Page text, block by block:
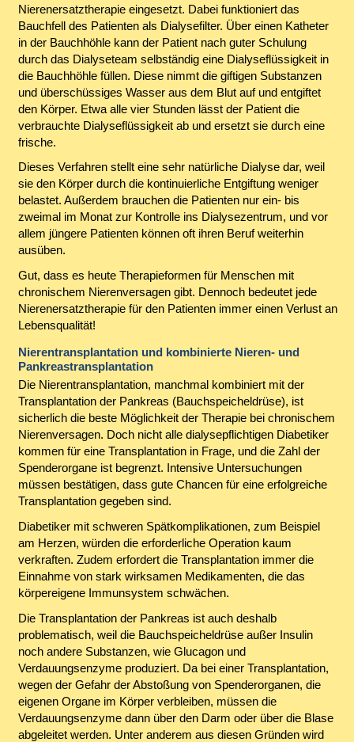
Nierenersatztherapie eingesetzt. Dabei funktioniert das
Bauchfell des Patienten als Dialysefilter. Über einen Katheter
in der Bauchhöhle kann der Patient nach guter Schulung
durch das Dialyseteam selbständig eine Dialyseflüssigkeit in
die Bauchhöhle füllen. Diese nimmt die giftigen Substanzen
und überschüssiges Wasser aus dem Blut auf und entgiftet
den Körper. Etwa alle vier Stunden lässt der Patient die
verbrauchte Dialyseflüssigkeit ab und ersetzt sie durch eine
frische.
Dieses Verfahren stellt eine sehr natürliche Dialyse dar, weil
sie den Körper durch die kontinuierliche Entgiftung weniger
belastet. Außerdem brauchen die Patienten nur ein- bis
zweimal im Monat zur Kontrolle ins Dialysezentrum, und vor
allem jüngere Patienten können oft ihren Beruf weiterhin
ausüben.
Gut, dass es heute Therapieformen für Menschen mit
chronischem Nierenversagen gibt. Dennoch bedeutet jede
Nierenersatztherapie für den Patienten immer einen Verlust an
Lebensqualität!
Nierentransplantation und kombinierte Nieren- und
Pankreastransplantation
Die Nierentransplantation, manchmal kombiniert mit der
Transplantation der Pankreas (Bauchspeicheldrüse), ist
sicherlich die beste Möglichkeit der Therapie bei chronischem
Nierenversagen. Doch nicht alle dialysepflichtigen Diabetiker
kommen für eine Transplantation in Frage, und die Zahl der
Spenderorgane ist begrenzt. Intensive Untersuchungen
müssen bestätigen, dass gute Chancen für eine erfolgreiche
Transplantation gegeben sind.
Diabetiker mit schweren Spätkomplikationen, zum Beispiel
am Herzen, würden die erforderliche Operation kaum
verkraften. Zudem erfordert die Transplantation immer die
Einnahme von stark wirksamen Medikamenten, die das
körpereigene Immunsystem schwächen.
Die Transplantation der Pankreas ist auch deshalb
problematisch, weil die Bauchspeicheldrüse außer Insulin
noch andere Substanzen, wie Glucagon und
Verdauungsenzyme produziert. Da bei einer Transplantation,
wegen der Gefahr der Abstoßung von Spenderorganen, die
eigenen Organe im Körper verbleiben, müssen die
Verdauungsenzyme dann über den Darm oder über die Blase
abgeleitet werden. Unter anderem aus diesen Gründen wird